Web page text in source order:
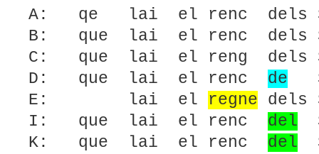
A: qe lai el renc dels
B: que lai el renc dels
C: que lai el reng dels
D: que lai el renc de
E: lai el regne dels
I: que lai el renc del
K: que lai el renc del